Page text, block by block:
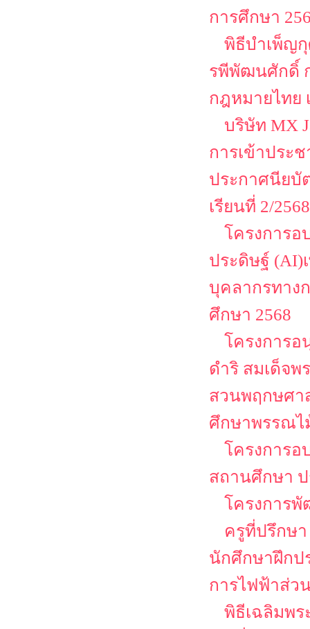
การศึกษา
พิธีบำเพ็ญกุ
รพีพัฒนศักดิ์
กฎหมายไทย
บริษัท MX
การเข้าประ
ประกาศนียบั
เรียนที่ 2/2568
โครงการ
ประดิษฐ์ (AI)
บุคลากรทาง
ศึกษา 2568
โครงการอ
ดำริ สมเด็จพ
สวนพฤกษศา
ศึกษาพรรณไ
โครงการอ
สถานศึกษา ป
โครงการพั
ครูที่ปรึกษ
นักศึกษาฝึก
การไฟฟ้าส่ว
พิธีเฉลิมพร